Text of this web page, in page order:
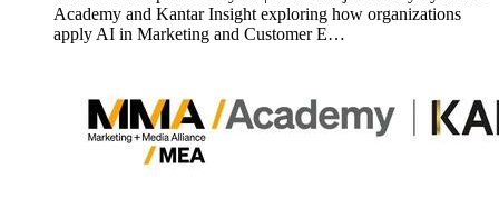
Academy and Kantar Insight exploring how organizations
apply AI in Marketing and Customer E…